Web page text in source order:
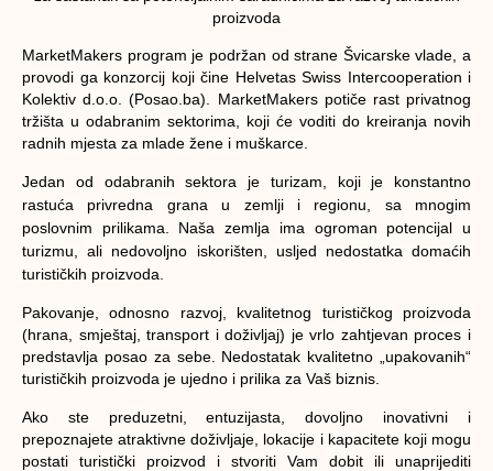
proizvoda
MarketMakers program je podržan od strane Švicarske vlade, a
provodi ga konzorcij koji čine Helvetas Swiss Intercooperation i
Kolektiv d.o.o. (Posao.ba). MarketMakers potiče rast privatnog
tržišta u odabranim sektorima, koji će voditi do kreiranja novih
radnih mjesta za mlade žene i muškarce.
Jedan od odabranih sektora je turizam, koji je konstantno
rastuća privredna grana u zemlji i regionu, sa mnogim
poslovnim prilikama. Naša zemlja ima ogroman potencijal u
turizmu, ali nedovoljno iskorišten, usljed nedostatka domaćih
turističkih proizvoda.
Pakovanje, odnosno razvoj, kvalitetnog turističkog proizvoda
(hrana, smještaj, transport i doživljaj) je vrlo zahtjevan proces i
predstavlja posao za sebe. Nedostatak kvalitetno „upakovanih“
turističkih proizvoda je ujedno i prilika za Vaš biznis.
Ako ste preduzetni, entuzijasta, dovoljno inovativni i
prepoznajete atraktivne doživljaje, lokacije i kapacitete koji mogu
postati turistički proizvod i stvoriti Vam dobit ili unaprijediti